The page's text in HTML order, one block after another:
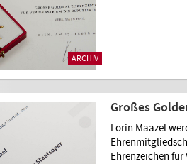
ARCHIV
Großes
Lorin Maazel
Ehrenzeichen